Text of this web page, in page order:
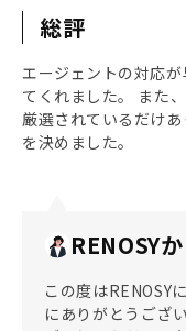
総評
エージェントの対応
てくれました。 また
厳選されているだけ
を決めました。
RENOSY
この度はRENOSY
にありがとうござ